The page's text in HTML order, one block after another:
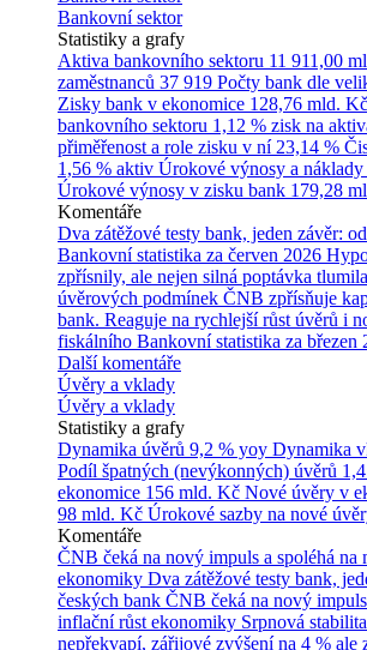
Bankovní sektor
Statistiky a grafy
Aktiva bankovního sektoru 11 911,00
zaměstnanců 37 919 Počty bank dle
Zisky bank v ekonomice 128,76 mld. Kč
bankovního sektoru 1,12 % zisk na
přiměřenost a role zisku v ní 23,14 %
1,56 % aktiv Úrokové výnosy a náklady
Úrokové výnosy v zisku bank 179,28
Komentáře
Dva zátěžové testy bank, jeden závěr:
Bankovní statistika za červen 2026
zpřísnily, ale nejen silná poptávka
úvěrových podmínek ČNB zpřísňuje
bank. Reaguje na rychlejší růst úvěrů i
fiskálního Bankovní statistika za březen
Další komentáře
Úvěry a vklady
Úvěry a vklady
Statistiky a grafy
Dynamika úvěrů 9,2 % yoy Dynamika
Podíl špatných (nevýkonných) úvěrů
ekonomice 156 mld. Kč Nové úvěry v
98 mld. Kč Úrokové sazby na nové
Komentáře
ČNB čeká na nový impuls a spoléhá na
ekonomiky Dva zátěžové testy bank,
českých bank ČNB čeká na nový
inflační růst ekonomiky Srpnová
nepřekvapí, zářijové zvýšení na 4 % ale